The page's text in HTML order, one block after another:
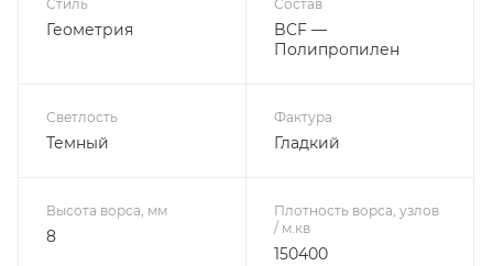
Стиль
Геометрия
Состав
BCF —
Полипропилен
Светлость
Темный
Фактура
Гладкий
Высота ворса, мм
8
Плотность ворса, узлов
/ м.кв
150400